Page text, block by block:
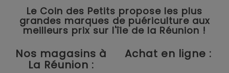
Le Coin des Petits propose les plus
grandes marques de puériculture aux
meilleurs prix sur l'île de la Réunion !
Nos magasins à
La Réunion :
Achat en ligne :